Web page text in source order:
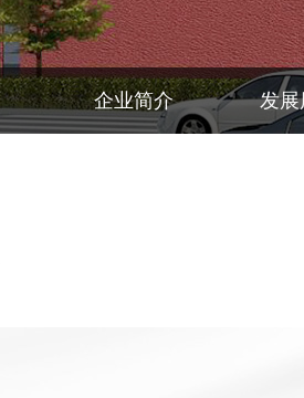
企业简介 发展